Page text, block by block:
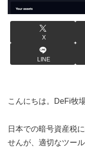
X
LINE
こんにちは。DeFi牧
日本での暗号資産税
せんが、適切なツー